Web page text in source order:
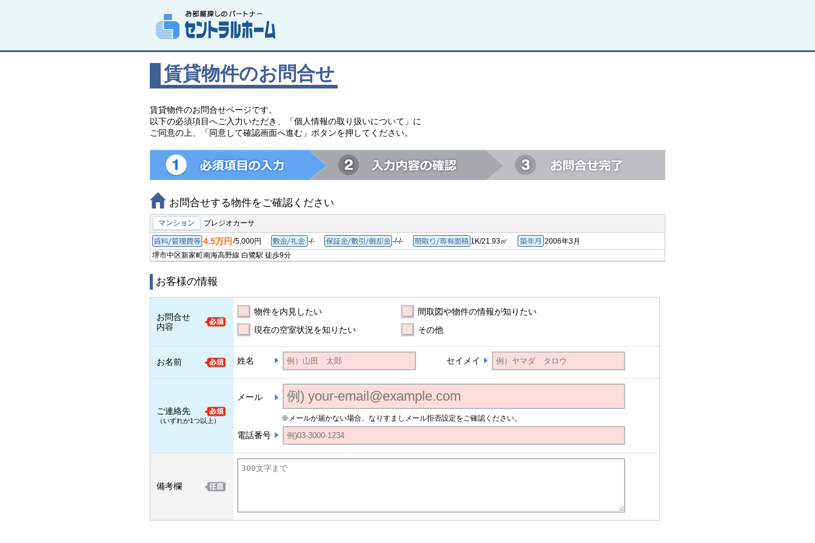
賃貸物件のお問合せ
賃貸物件のお問合せページです。
以下の必須項目へご入力いただき、「個人情報の取り扱いについて」に
ご同意の上、「同意して確認画面へ進む」ボタンを押してください。
お問合せする物件をご確認ください
マンション プレジオカーサ
賃料/管理費等
4.5万円 /5,000円 敷金/礼金
-/- 保証金/敷引/償却金
-/-/- 間取り/専有面積
1K/21.93㎡ 築年月
2006年3月
堺市中区新家町南海高野線 白鷺駅 徒歩9分
お客様の情報
お問合せ
内容
物件を内見したい
間取図や物件の情報が知りたい
現在の空室状況を知りたい
その他
お名前 姓名 セイメイ
ご連絡先
（いずれか1つ以上）
メール
※メールが届かない場合、なりすましメール拒否設定をご確認ください。
電話番号
備考欄